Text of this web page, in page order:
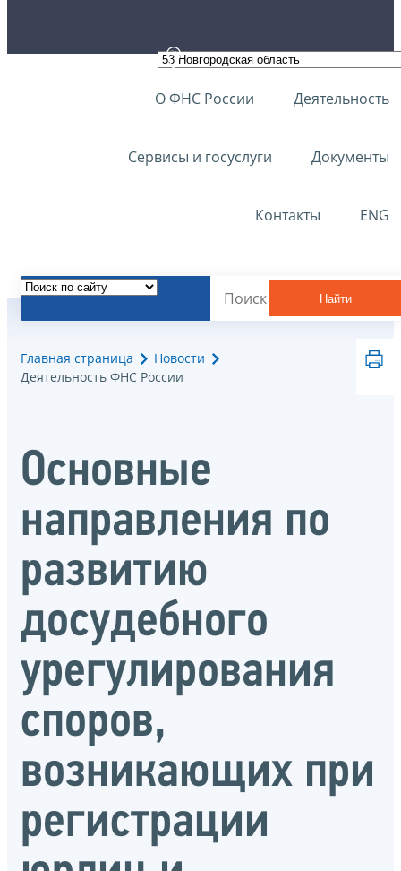
О ФНС России Деятельность
Сервисы и госуслуги Документы
Контакты ENG
Найти
Главная страница
Новости
Деятельность ФНС России
Основные
направления по
развитию
досудебного
урегулирования
споров,
возникающих при
регистрации